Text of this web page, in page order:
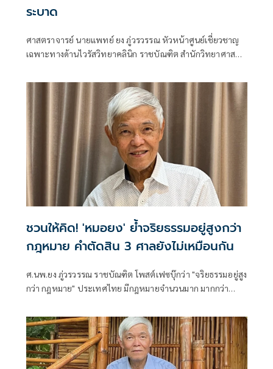
ระบาด
ศาสตราจารย์ นายแพทย์ ยง ภู่วรวรรณ หัวหน้าศูนย์เชี่ยวชาญ
เฉพาะทางด้านไวรัสวิทยาคลินิก ราชบัณฑิต สำนักวิทยาศาสตร์
ชวนให้คิด! 'หมอยง' ย้ำจริยธรรมอยู่สูงกว่า
กฎหมาย คำตัดสิน 3 ศาลยังไม่เหมือนกัน
ศ.นพ.ยง ภู่วรวรรณ ราชบัณฑิต โพสต์เฟซบุ๊กว่า "จริยธรรมอยู่สูง
กว่า กฎหมาย" ประเทศไทย มีกฎหมายจำนวนมาก มากกว่า